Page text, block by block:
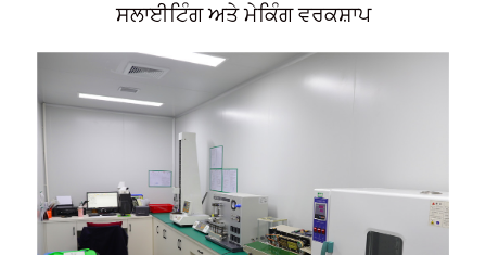
ਸਲਾਈਟਿੰਗ ਅਤੇ ਮੇਕਿੰਗ ਵਰਕਸ਼ਾਪ